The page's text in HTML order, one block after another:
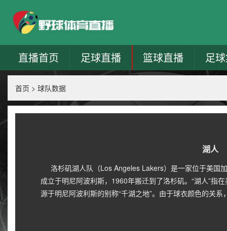
直播首页 足球直播 篮球直播 足
首页 > 球队数据
湖人
洛杉矶湖人队（Los Angeles Lakers）是一家位于美国
成立于明尼阿波利斯，1960年搬迁到了洛杉矶。“湖人”指
源于明尼阿波利斯的别称“千湖之地”。由于球衣颜色的关系